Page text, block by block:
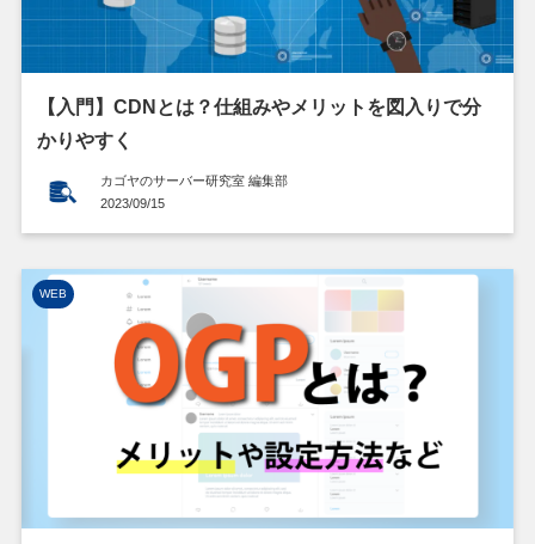
【入門】CDNとは？仕組みやメリットを図入りで分
かりやすく
カゴヤのサーバー研究室 編集部
2023/09/15
WEB